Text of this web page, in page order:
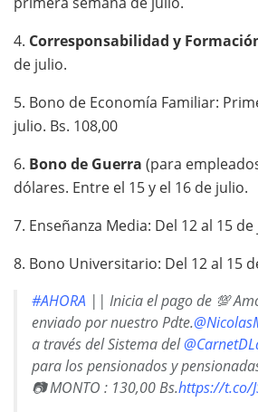
4. Corresponsabilidad y
de julio.
5. Bono de Economía Familiar:
julio. Bs. 108,00
6. Bono de Guerra (para
dólares. Entre el 15 y el 16 de julio.
7. Enseñanza Media: Del 12 al 15
8. Bono Universitario: Del 12 al 15
#AHORA || Inicia el pago de 💯
enviado por nuestro Pdte.
a través del Sistema del
para los pensionados y
📷 MONTO : 130,00 Bs.https://t.co/